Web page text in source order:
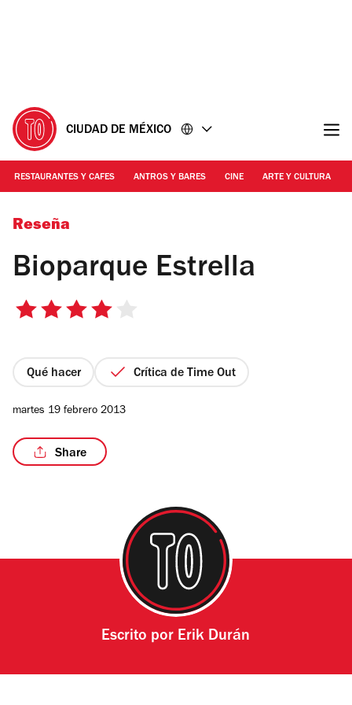
CIUDAD DE MÉXICO
RESTAURANTES Y CAFES ANTROS Y BARES CINE ARTE Y CULTURA
Foto: Cortesía Bioparque Estrella
Reseña
Bioparque Estrella
4
estrellas
Qué hacer Crítica de Time Out
martes 19 febrero 2013
Share
Escrito por Erik Durán